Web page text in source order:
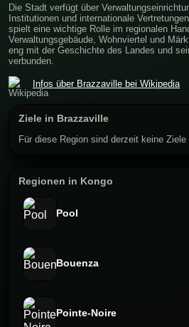
Die Stadt verfügt über
Institutionen und internationale
spielt eine wichtige Rolle im regionalen
Verwaltungsgebäude, Wohnviertel und
eng mit der Geschichte des Landes und
verbunden.
Infos über Brazzaville bei Wikipedia
Ziele in Brazzaville
Für diese Region sind derzeit keine Ziele
Regionen in Kongo
Pool
Bouenza
Pointe-Noire